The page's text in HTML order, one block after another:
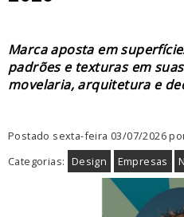
Marca aposta em
padrões e texturas em
movelaria, arquitetura e
Postado sexta-feira 03/07/2026
Categorias: Design Empresas